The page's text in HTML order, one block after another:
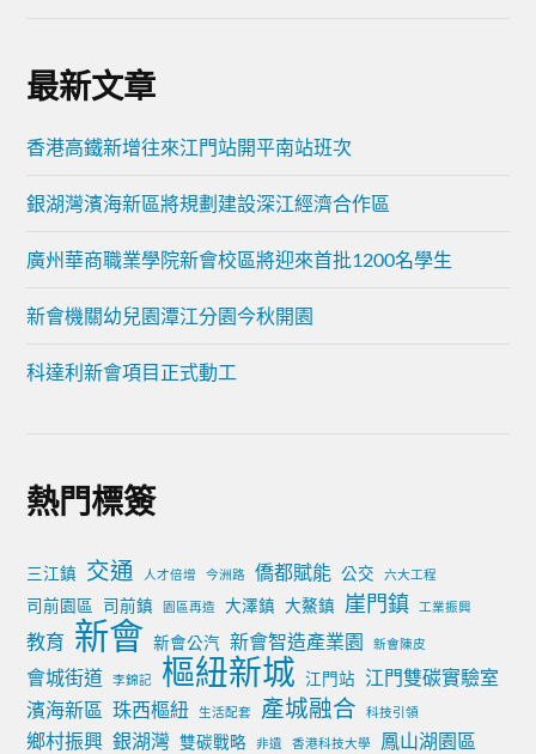
最新文章
香港高鐵新增往來江門站開平南站班次
銀湖灣濱海新區將規劃建設深江經濟合作區
廣州華商職業學院新會校區將迎來首批1200名學生
新會機關幼兒園潭江分園今秋開園
科達利新會項目正式動工
熱門標簽
三江鎮 交通 人才倍增 今洲路 僑都賦能 公交 六大工程
司前園區 司前鎮 園區再造 大澤鎮 大鰲鎮 崖門鎮 工業振興
教育 新會 新會公汽 新會智造產業園 新會陳皮
會城街道 李錦記 樞紐新城 江門站
江門雙碳實驗室
濱海新區 珠西樞紐 生活配套 產城融合 科技引領
鄉村振興 銀湖灣 雙碳戰略 非遺 香港科技大學 鳳山湖園區